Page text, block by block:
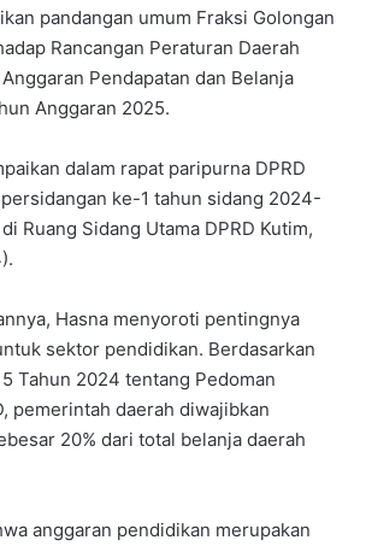
pandangan umum Fraksi Golongan
Rancangan Peraturan Daerah
Pendapatan dan Belanja
Anggaran 2025.
dalam rapat paripurna DPRD
ke-1 tahun sidang 2024-
Ruang Sidang Utama DPRD Kutim,
Hasna menyoroti pentingnya
sektor pendidikan. Berdasarkan
Tahun 2024 tentang Pedoman
pemerintah daerah diwajibkan
20% dari total belanja daerah
anggaran pendidikan merupakan